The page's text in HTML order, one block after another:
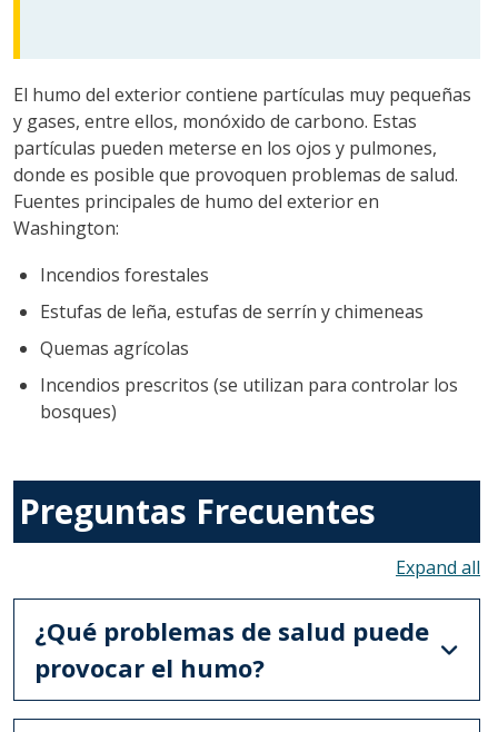
El humo del exterior contiene partículas muy pequeñas
y gases, entre ellos, monóxido de carbono. Estas
partículas pueden meterse en los ojos y pulmones,
donde es posible que provoquen problemas de salud.
Fuentes principales de humo del exterior en
Washington:
Incendios forestales
Estufas de leña, estufas de serrín y chimeneas
Quemas agrícolas
Incendios prescritos (se utilizan para controlar los
bosques)
Preguntas Frecuentes
¿Qué problemas de salud puede
provocar el humo?